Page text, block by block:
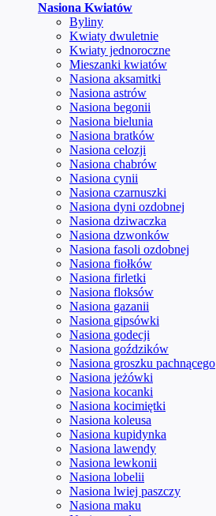
Nasiona Kwiatów
Byliny
Kwiaty dwuletnie
Kwiaty jednoroczne
Mieszanki kwiatów
Nasiona aksamitki
Nasiona astrów
Nasiona begonii
Nasiona bielunia
Nasiona bratków
Nasiona celozji
Nasiona chabrów
Nasiona cynii
Nasiona czarnuszki
Nasiona dyni ozdobnej
Nasiona dziwaczka
Nasiona dzwonków
Nasiona fasoli ozdobnej
Nasiona fiołków
Nasiona firletki
Nasiona floksów
Nasiona gazanii
Nasiona gipsówki
Nasiona godecji
Nasiona goździków
Nasiona groszku pachnącego
Nasiona jeżówki
Nasiona kocanki
Nasiona kocimiętki
Nasiona koleusa
Nasiona kupidynka
Nasiona lawendy
Nasiona lewkonii
Nasiona lobelii
Nasiona lwiej paszczy
Nasiona maku